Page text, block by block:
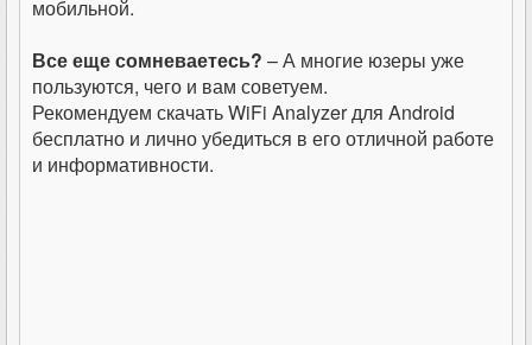
мобильной.
Все еще сомневаетесь? – А многие юзеры уже
пользуются, чего и вам советуем.
Рекомендуем скачать WiFi Analyzer для Android
бесплатно и лично убедиться в его отличной работе
и информативности.